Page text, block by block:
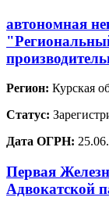
автономная
Регион: Курская
Статус:
Дата ОГРН:
Первая
Адвокатской